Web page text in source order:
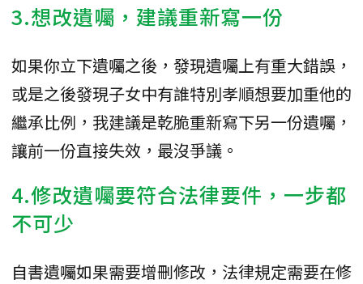
3.想改遺囑，建議重新寫一份
如果你立下遺囑之後，發現遺囑上有重大錯誤，
或是之後發現子女中有誰特別孝順想要加重他的
繼承比例，我建議是乾脆重新寫下另一份遺囑，
讓前一份直接失效，最沒爭議。
4.修改遺囑要符合法律要件，一步都
不可少
自書遺囑如果需要增刪修改，法律規定需要在修